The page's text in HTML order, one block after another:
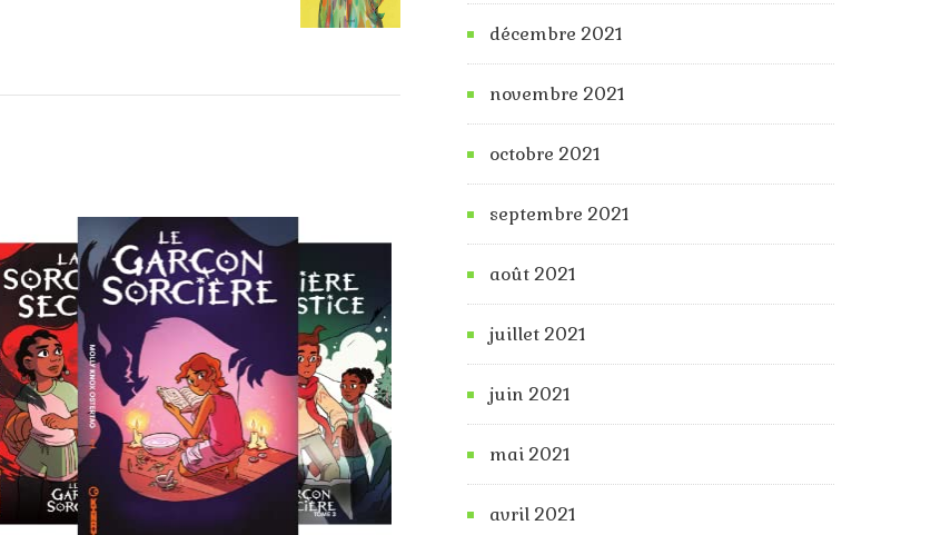
décembre 2021
novembre 2021
octobre 2021
septembre 2021
août 2021
juillet 2021
juin 2021
mai 2021
avril 2021